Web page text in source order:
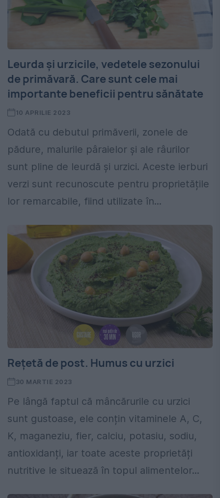
Leurda și urzicile, vedetele sezonului
de primăvară. Care sunt cele mai
importante beneficii pentru sănătate
10 APRILIE 2023
Odată cu debutul primăverii, zonele de
pădure, malurile pâraielor și ale râurilor
sunt pline de leurdă și urzici. Aceste ierburi
verzi sunt recunoscute pentru proprietățile
lor remarcabile, fiind utilizate în...
Rețetă de post. Humus cu urzici
30 MARTIE 2023
Pe lângă faptul că mâncărurile cu urzici
sunt gustoase, ele conțin vitaminele A, C,
K, maganeziu, fier, calciu, potasiu, sodiu,
antioxidanți, iar toate aceste proprietăți
nutritive le situează în topul alimentelor...